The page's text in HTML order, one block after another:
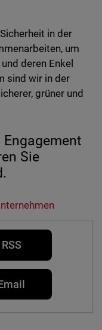
in der
um
deren Enkel
sind wir in der
grüner und
Sie